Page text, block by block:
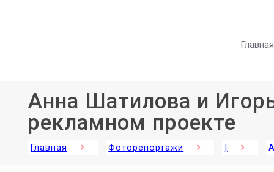
Главная
Анна Шатилова и
рекламном проекте
Главная Фоторепортажи